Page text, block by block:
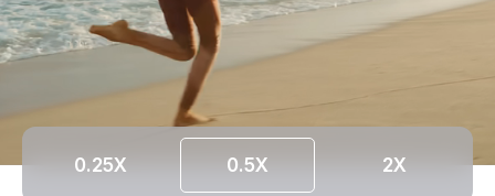
0.25X 0.5X 2X